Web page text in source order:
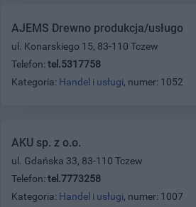
AJEMS Drewno produkcja/usługo
ul. Konarskiego 15, 83-110 Tczew
Telefon: tel.5317758
Kategoria: Handel i usługi, numer: 1052
AKU sp. z o.o.
ul. Gdańska 33, 83-110 Tczew
Telefon: tel.7773258
Kategoria: Handel i usługi, numer: 1007